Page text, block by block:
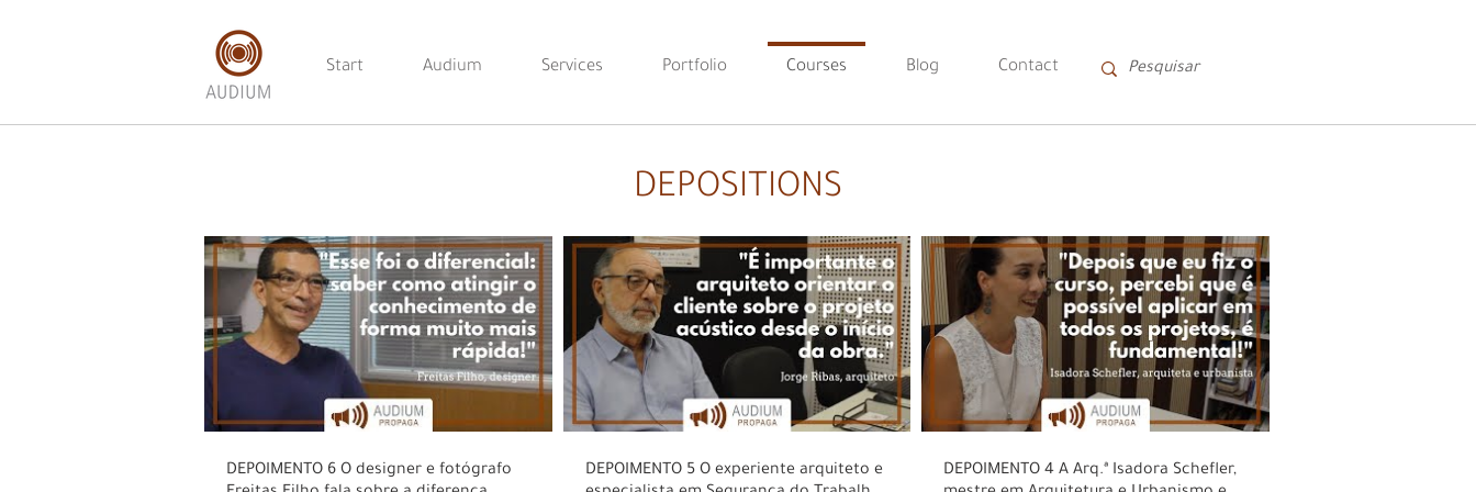
Start Audium Services Portfolio Courses Blog Contact
DEPOIMENTO 6 O designer e fotógrafo
DEPOIMENTO 5 O experiente arquiteto e
DEPOIMENTO 4 A Arq.ª Isadora Schefler,
DEPOSITIONS